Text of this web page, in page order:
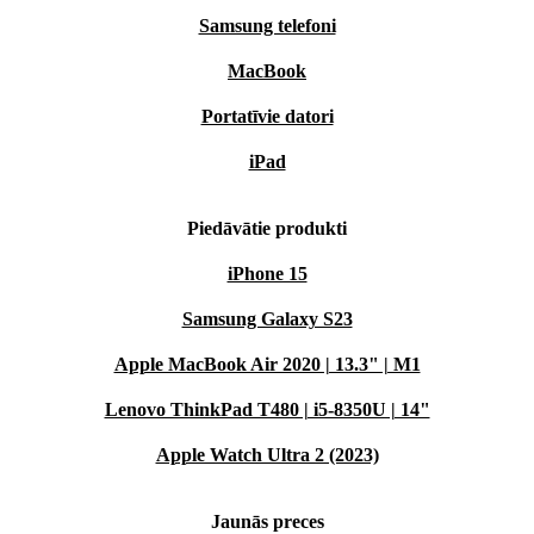
Samsung telefoni
MacBook
Portatīvie datori
iPad
Piedāvātie produkti
iPhone 15
Samsung Galaxy S23
Apple MacBook Air 2020 | 13.3" | M1
Lenovo ThinkPad T480 | i5-8350U | 14"
Apple Watch Ultra 2 (2023)
Jaunās preces